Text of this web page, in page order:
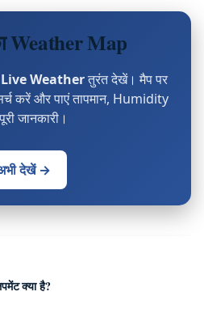
Weather Map
Live Weatherतुरंत देखें। मैप पर
करें और पाएं तापमान, Humidity
जानकारी।
देखें →
क्या है?